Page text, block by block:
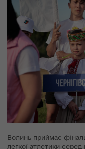
Волинь приймає
легкої атлетики